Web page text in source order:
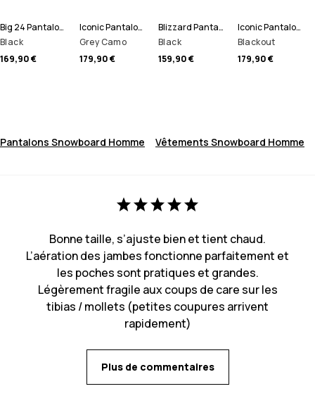
Big 24 Pantalon de Snowboard Homme
Black
169,90 €
Iconic Pantalon de Snowboard Homme
Grey Camo
179,90 €
Blizzard Pantalon de Snowboard Homme
Black
159,90 €
Iconic Pantalon de Snowboard Homme
Blackout
179,90 €
Pantalons Snowboard Homme Vêtements Snowboard Homme
Bonne taille, s’ajuste bien et tient chaud.
L’aération des jambes fonctionne parfaitement et
les poches sont pratiques et grandes.
Légèrement fragile aux coups de care sur les
tibias / mollets (petites coupures arrivent
rapidement)
Plus de commentaires